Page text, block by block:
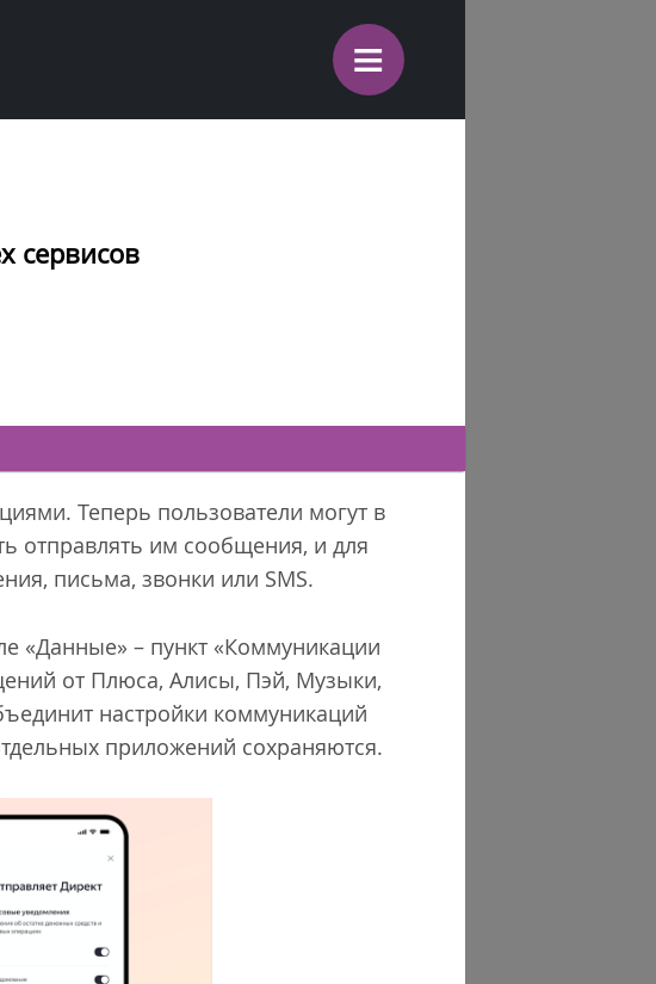
≡
сервисов
Теперь пользователи могут в
отправлять им сообщения, и для
письма, звонки или SMS.
«Данные» – пункт «Коммуникации
от Плюса, Алисы, Пэй, Музыки,
настройки коммуникаций
приложений сохраняются.